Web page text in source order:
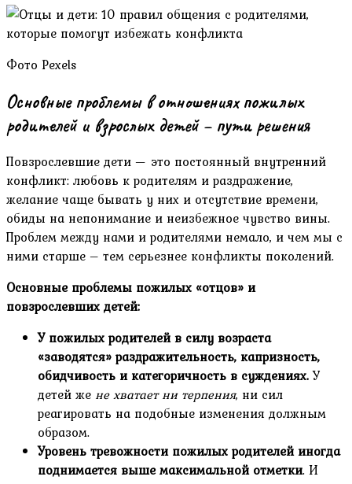
Фото Pexels
Основные проблемы в отношениях пожилых
родителей и взрослых детей – пути решения
Повзрослевшие дети — это постоянный внутренний
конфликт: любовь к родителям и раздражение,
желание чаще бывать у них и отсутствие времени,
обиды на непонимание и неизбежное чувство вины.
Проблем между нами и родителями немало, и чем мы с
ними старше – тем серьезнее конфликты поколений.
Основные проблемы пожилых «отцов» и
повзрослевших детей:
У пожилых родителей в силу возраста
«заводятся» раздражительность, капризность,
обидчивость и категоричность в суждениях.У
детей же не хватает ни терпения, ни сил
реагировать на подобные изменения должным
образом.
Уровень тревожности пожилых родителей иногда
поднимается выше максимальной отметки. И